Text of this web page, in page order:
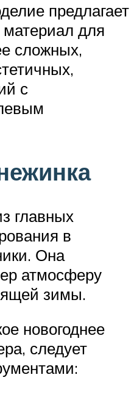
предлагает
материал для
сложных,
с
главных
в
Она
атмосферу
зимы.
новогоднее
следует